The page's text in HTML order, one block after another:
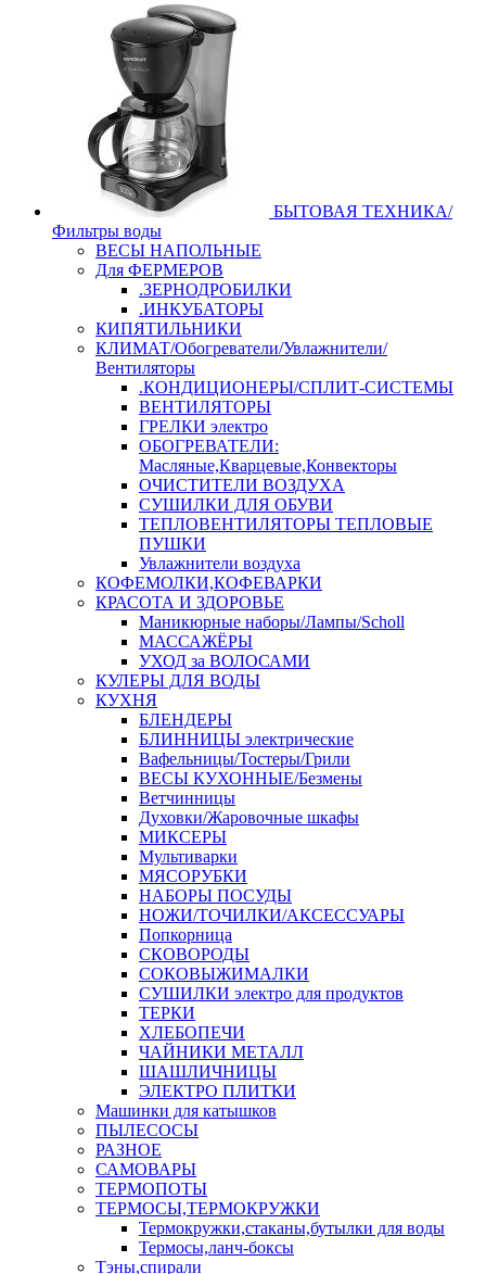
БЫТОВАЯ ТЕХНИКА/
Фильтры воды
ВЕСЫ НАПОЛЬНЫЕ
Для ФЕРМЕРОВ
.ЗЕРНОДРОБИЛКИ
.ИНКУБАТОРЫ
КИПЯТИЛЬНИКИ
КЛИМАТ/Обогреватели/Увлажнители/
Вентиляторы
.КОНДИЦИОНЕРЫ/СПЛИТ-СИСТЕМЫ
ВЕНТИЛЯТОРЫ
ГРЕЛКИ электро
ОБОГРЕВАТЕЛИ:
Масляные,Кварцевые,Конвекторы
ОЧИСТИТЕЛИ ВОЗДУХА
СУШИЛКИ ДЛЯ ОБУВИ
ТЕПЛОВЕНТИЛЯТОРЫ ТЕПЛОВЫЕ
ПУШКИ
Увлажнители воздуха
КОФЕМОЛКИ,КОФЕВАРКИ
КРАСОТА И ЗДОРОВЬЕ
Маникюрные наборы/Лампы/Scholl
МАССАЖЁРЫ
УХОД за ВОЛОСАМИ
КУЛЕРЫ ДЛЯ ВОДЫ
КУХНЯ
БЛЕНДЕРЫ
БЛИННИЦЫ электрические
Вафельницы/Тостеры/Грили
ВЕСЫ КУХОННЫЕ/Безмены
Ветчинницы
Духовки/Жаровочные шкафы
МИКСЕРЫ
Мультиварки
МЯСОРУБКИ
НАБОРЫ ПОСУДЫ
НОЖИ/ТОЧИЛКИ/АКСЕССУАРЫ
Попкорница
СКОВОРОДЫ
СОКОВЫЖИМАЛКИ
СУШИЛКИ электро для продуктов
ТЕРКИ
ХЛЕБОПЕЧИ
ЧАЙНИКИ МЕТАЛЛ
ШАШЛИЧНИЦЫ
ЭЛЕКТРО ПЛИТКИ
Машинки для катышков
ПЫЛЕСОСЫ
РАЗНОЕ
САМОВАРЫ
ТЕРМОПОТЫ
ТЕРМОСЫ,ТЕРМОКРУЖКИ
Термокружки,стаканы,бутылки для воды
Термосы,ланч-боксы
Тэны,спирали